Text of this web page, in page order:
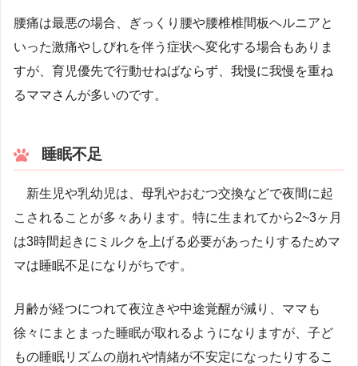
腰痛は最悪の場合、ぎっくり腰や腰椎椎間板ヘルニアと
いった激痛やしびれを伴う症状へ変化する場合もありま
すが、育児優先で行動せねばならず、我慢に我慢を重ね
るママさんが多いのです。
睡眠不足
新生児や乳幼児は、母乳やおむつ交換などで夜間に起
こされることが多々あります。特に生まれてから2~3ヶ月
は3時間起きにミルクを上げる必要があったりするためマ
マは睡眠不足になりがちです。
月齢が経つにつれて夜泣きや中途覚醒が減り、ママも
徐々にまとまった睡眠が取れるようになりますが、子ど
もの睡眠リズムの崩れや情緒が不安定になったりするこ